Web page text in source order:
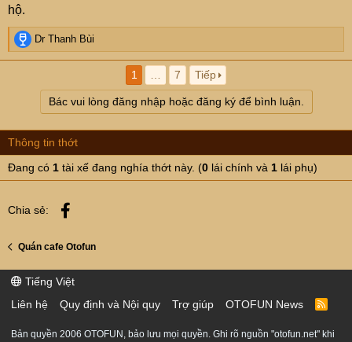
hộ.
R
e
s
Dr Thanh Bùi
1 7 Tiếp
Bác vui lòng đăng nhập hoặc đăng ký để bình luận.
Thông tin thớt
Đang có 1 tài xế đang nghía thớt này. (0 lái chính và 1 lái phụ)
Chia sẻ:
Quán cafe Otofun
Tiếng Việt
Liên hệ
Quy định và Nội quy Trợ giúp OTOFUN News
R
S
Bản quyền 2006 OTOFUN, bảo lưu mọi quyền. Ghi rõ nguồn "otofun.net" khi